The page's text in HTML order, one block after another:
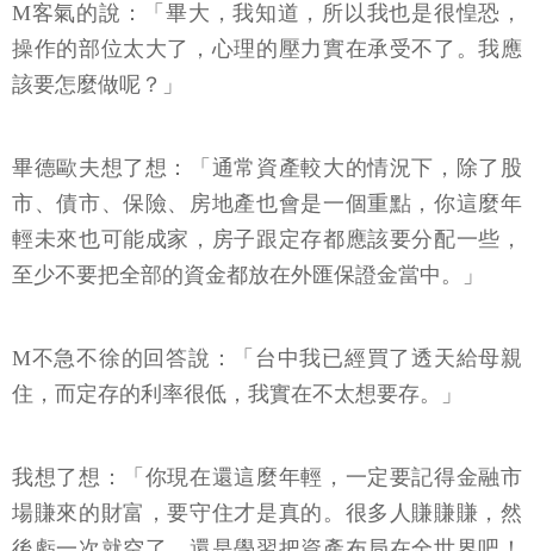
M客氣的說：「畢大，我知道，所以我也是很惶恐，
操作的部位太大了，心理的壓力實在承受不了。我應
該要怎麼做呢？」
畢德歐夫想了想：「通常資產較大的情況下，除了股
市、債市、保險、房地產也會是一個重點，你這麼年
輕未來也可能成家，房子跟定存都應該要分配一些，
至少不要把全部的資金都放在外匯保證金當中。」
M不急不徐的回答說：「台中我已經買了透天給母親
住，而定存的利率很低，我實在不太想要存。」
我想了想：「你現在還這麼年輕，一定要記得金融市
場賺來的財富，要守住才是真的。很多人賺賺賺，然